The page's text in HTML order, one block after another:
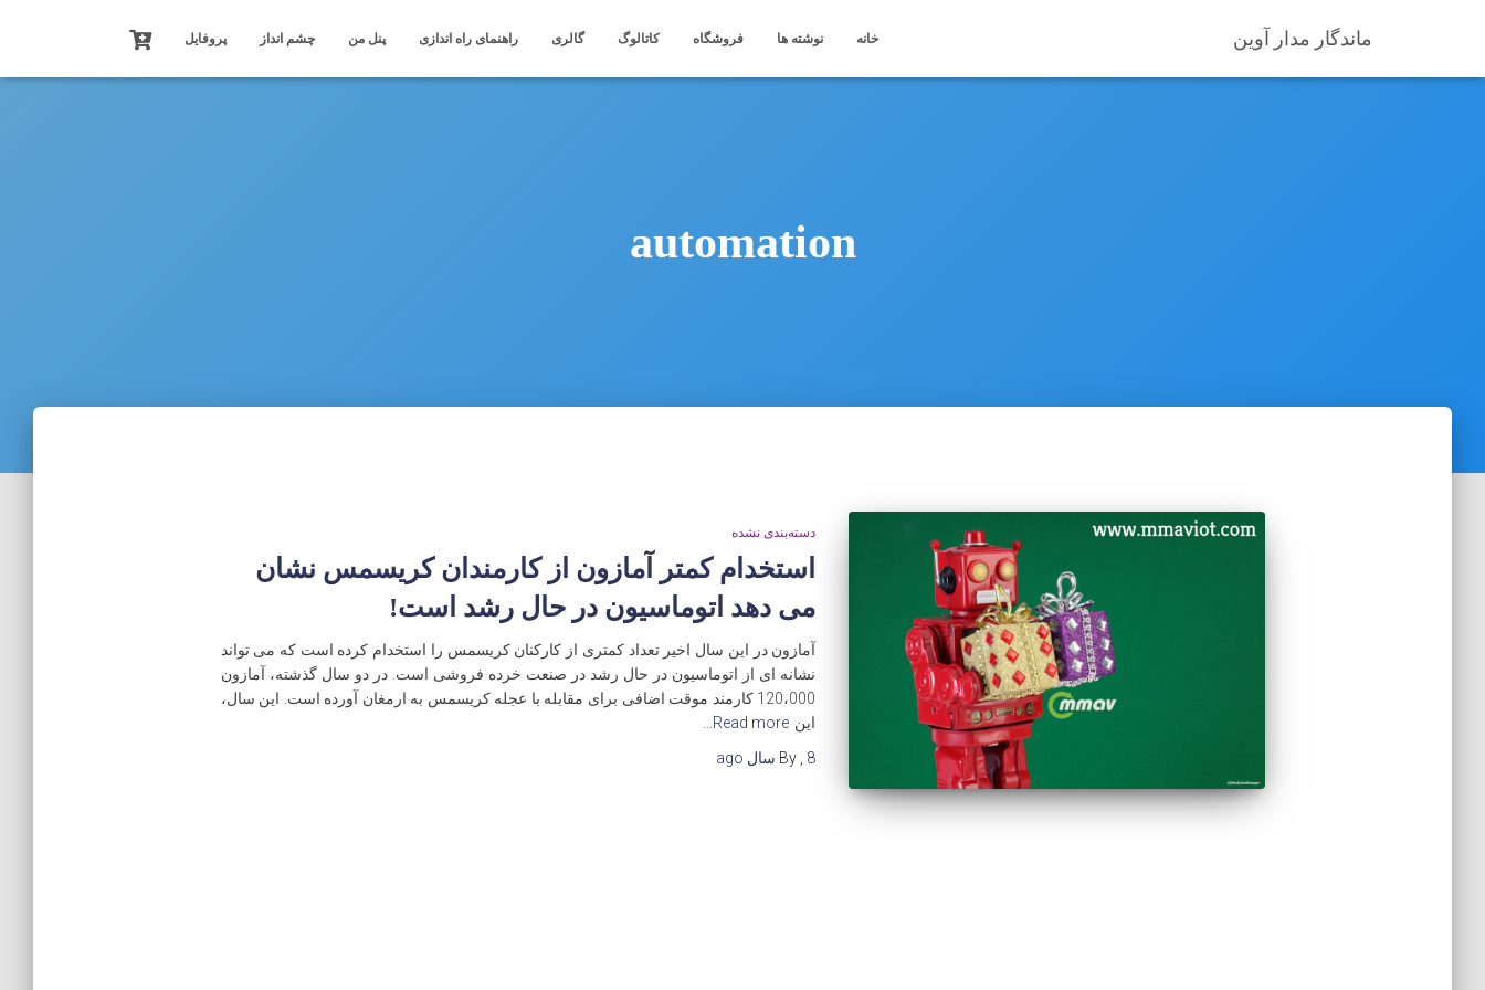
ماندگار مدار آوین خانه نوشته ها فروشگاه کاتالوگ گالری راهنمای راه اندازی پنل من چشم انداز پروفایل
automation
دسته‌بندی نشده
استخدام کمتر آمازون از کارمندان کریسمس نشان
می دهد اتوماسیون در حال رشد است!
آمازون در این سال اخیر تعداد کمتری از کارکنان کریسمس را استخدام کرده است که می تواند
نشانه ای از اتوماسیون در حال رشد در صنعت خرده فروشی است. در دو سال گذشته، آمازون
120،000 کارمند موقت اضافی برای مقابله با عجله کریسمس به ارمغان آورده است. این سال،
این Read more…
By
8 سال